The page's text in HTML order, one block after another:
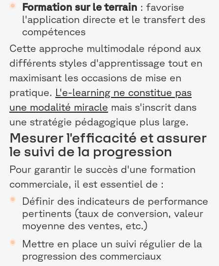
Formation sur le terrain : favorise
l'application directe et le transfert des
compétences
Cette approche multimodale répond aux
différents styles d'apprentissage tout en
maximisant les occasions de mise en
pratique. L'e-learning ne constitue pas
une modalité miracle mais s'inscrit dans
une stratégie pédagogique plus large.
Mesurer l'efficacité et assurer
le suivi de la progression
Pour garantir le succès d'une formation
commerciale, il est essentiel de :
Définir des indicateurs de performance
pertinents (taux de conversion, valeur
moyenne des ventes, etc.)
Mettre en place un suivi régulier de la
progression des commerciaux